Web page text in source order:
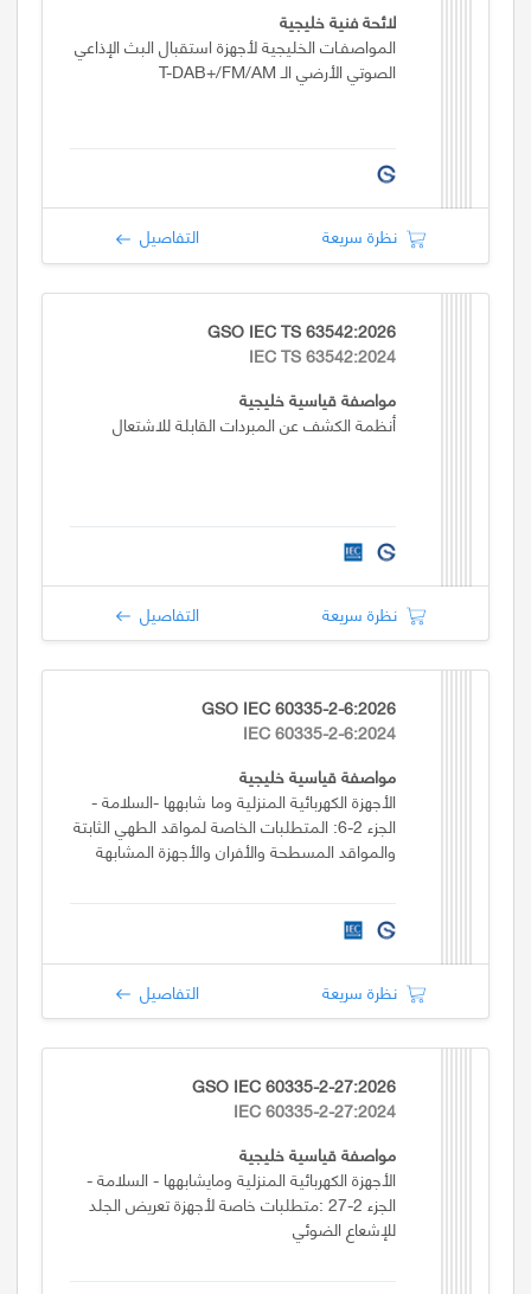
لائحة فنية خليجية
المواصفـات الخليجية لأجهزة استقبال البث الإذاعي
الصوتي الأرضي الـ T-DAB+/FM/AM
نظرة سريعة التفاصيل
GSO IEC TS 63542:2026
IEC TS 63542:2024
مواصفة قياسية خليجية
أنظمة الكشف عن المبردات القابلة للاشتعال
نظرة سريعة التفاصيل
GSO IEC 60335-2-6:2026
IEC 60335-2-6:2024
مواصفة قياسية خليجية
الأجهزة الكهربائية المنزلية وما شابهها -السلامة -
الجزء 2-6: المتطلبات الخاصة لمواقد الطهي الثابتة
والمواقد المسطحة والأفران والأجهزة المشابهة
نظرة سريعة التفاصيل
GSO IEC 60335-2-27:2026
IEC 60335-2-27:2024
مواصفة قياسية خليجية
الأجهزة الكهربائية المنزلية ومايشابهها - السلامة -
الجزء 2-27 :متطلبات خاصة لأجهزة تعريض الجلد
للإشعاع الضوئي